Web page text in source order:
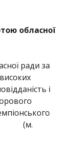
обласної
ради за
і
(м.